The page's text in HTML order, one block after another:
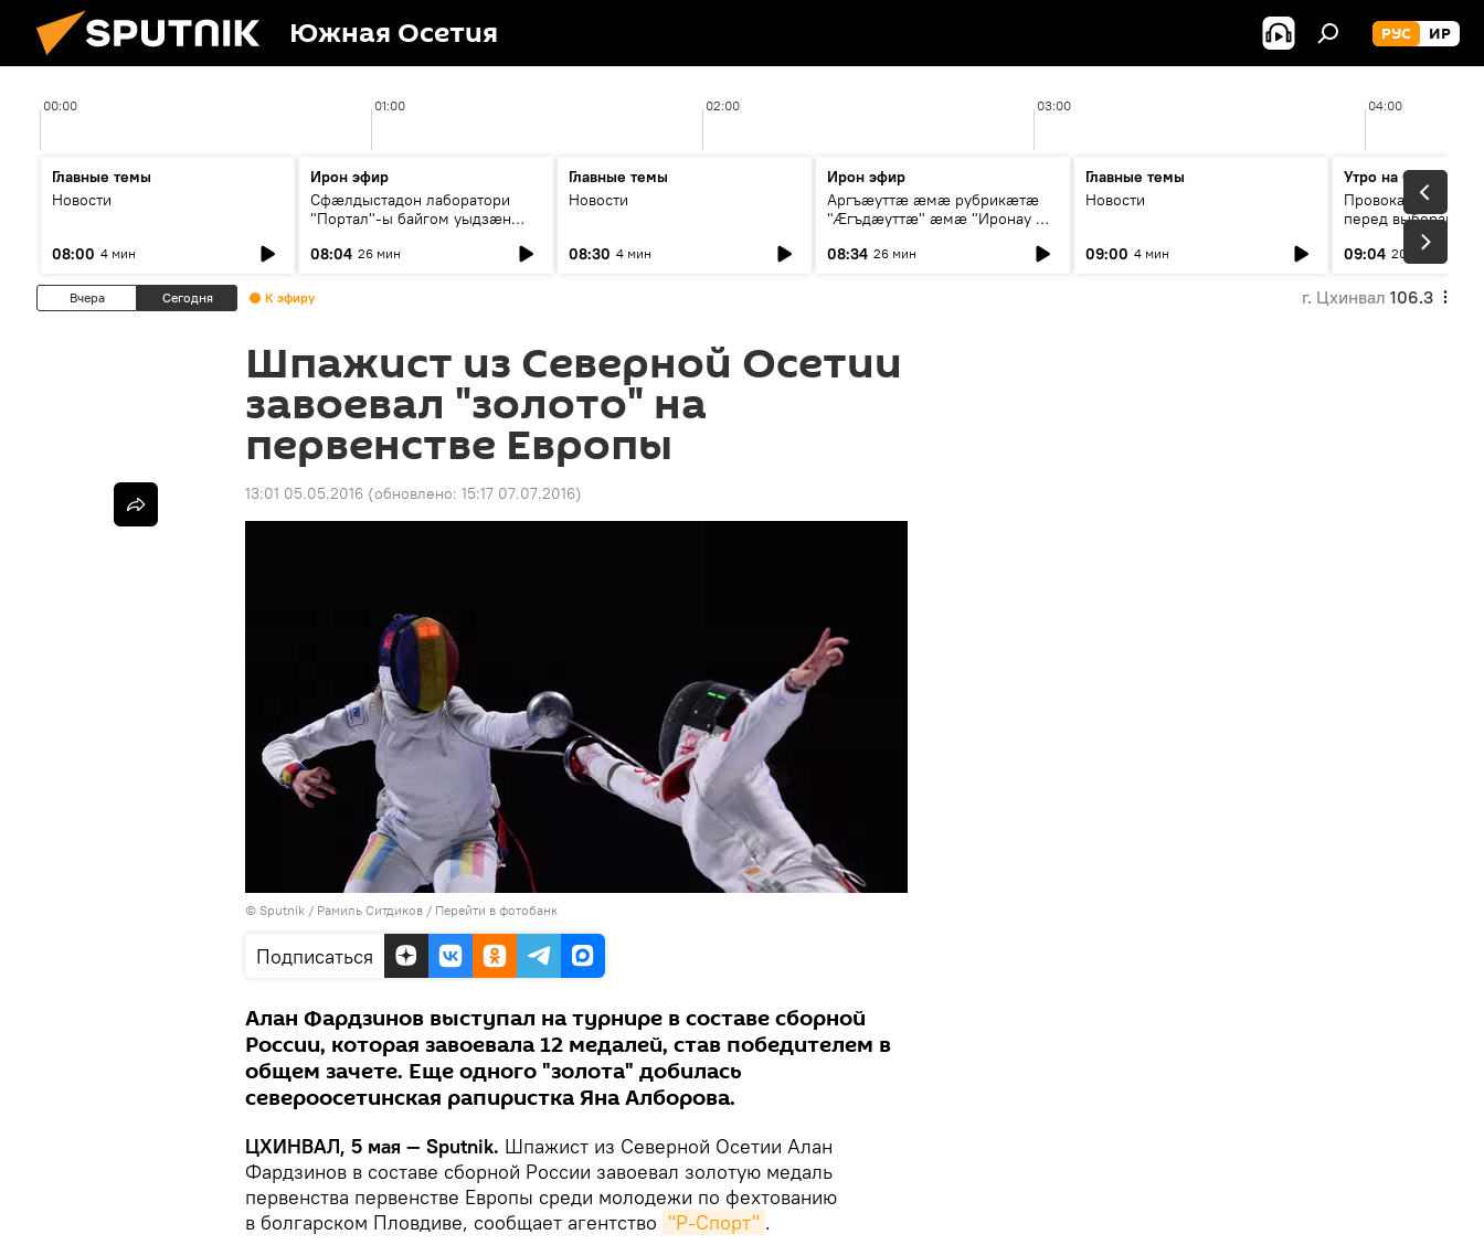
Южная Осетия РУС ИР
00:00 01:00 02:00 03:00 04:00
Главные темы
Новости
08:00 4 мин
Ирон эфир
Сфæлдыстадон лаборатори
"Портал"-ы байгом уыдзæн
Æхсары куыстыты равдыст
08:04 26 мин
Главные темы
Новости
08:30 4 мин
Ирон эфир
Аргъæуттæ æмæ рубрикæтæ
"Æгъдæуттæ" æмæ "Иронау æй
08:34 26 мин
Главные темы
Новости
09:00 4 мин
Утро на Спутнике
Провокации со
перед выборами в
09:04 20 мин
Вчера Сегодня К эфиру г. Цхинвал 106.3
Шпажист из Северной Осетии
завоевал "золото" на
первенстве Европы
13:01 05.05.2016 (обновлено: 15:17 07.07.2016)
© Sputnik / Рамиль Ситдиков / Перейти в фотобанк
Подписаться
Алан Фардзинов выступал на турнире в составе сборной
России, которая завоевала 12 медалей, став победителем в
общем зачете. Еще одного "золота" добилась
североосетинская рапиристка Яна Алборова.
ЦХИНВАЛ, 5 мая — Sputnik. Шпажист из Северной Осетии Алан
Фардзинов в составе сборной России завоевал золотую медаль
первенства первенстве Европы среди молодежи по фехтованию
в болгарском Пловдиве, сообщает агентство "Р-Спорт" .